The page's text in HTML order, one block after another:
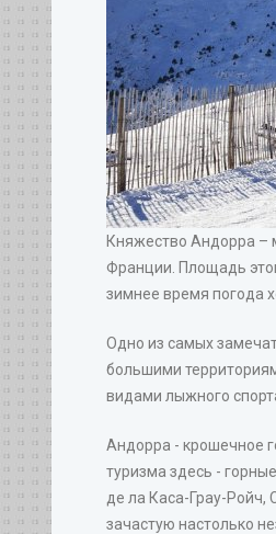
Княжество Андорра –
Франции. Площадь
зимнее время погода
Одно из самых
большими
видами лыжного
Андорра - крошечное
туризма здесь -
де ла Каса-Грау-Ройч,
зачастую настолько